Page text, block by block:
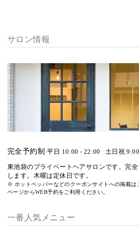
サロン情報
完全予約制平日 10:00 - 22:00 土日祝
東池袋のプライベートヘアサロンです。完
します。木曜は定休日です。
※ ホットペッパーなどのクーポンサイトへの掲載は
ページからWEB予約をご利用ください。
一番人気メニュー